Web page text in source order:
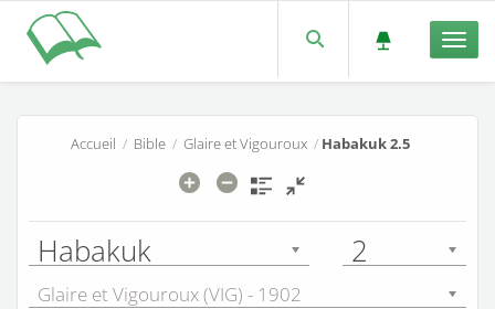
Accueil / Bible/ Glaire et Vigouroux/ Habakuk 2.5
Habakuk 2
Glaire et Vigouroux (VIG) - 1902